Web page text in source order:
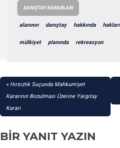
DANIŞTAY KARARLARI
alanının danıştay hakkında hakları
mülkiyet planında rekreasyon
YAZI
GEZINMESI
Hırsızlık Suçunda Mahkumiyet
Kararının Bozulması Üzerine Yargıtay
Kararı
BIR YANIT YAZIN